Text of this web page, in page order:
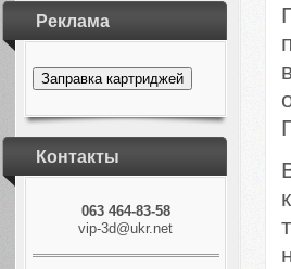
Реклама
Заправка картриджей
Контакты
063 464-83-58
vip-3d@ukr.net